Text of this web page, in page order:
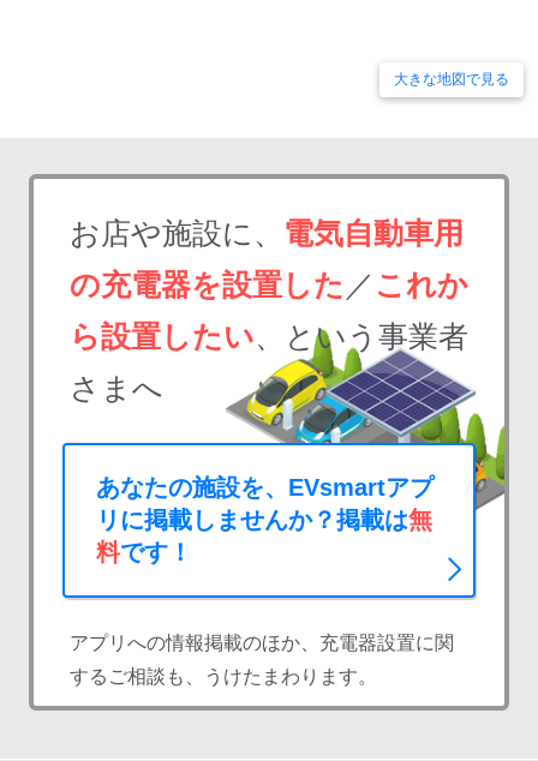
大きな地図で見る
お店や施設に、 電気自動車用
の充電器を設置した ／ これか
ら設置したい、という事業者
さまへ
あなたの施設を、EVsmartアプ
リに掲載しませんか？掲載は無
料です！
アプリへの情報掲載のほか、充電器設置に関
するご相談も、うけたまわります。